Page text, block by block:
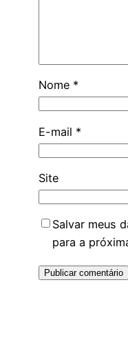
Nome *
E-mail *
Site
Salvar meus
para a